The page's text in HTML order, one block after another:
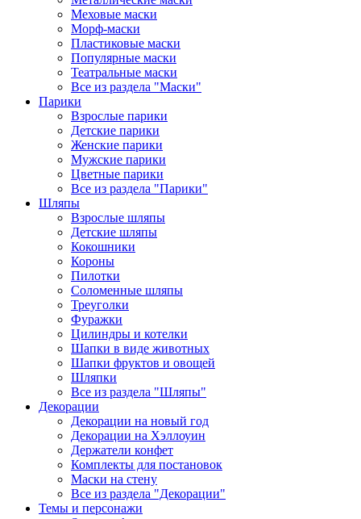
Меховые маски
Морф-маски
Пластиковые маски
Популярные маски
Театральные маски
Все из раздела "Маски"
Парики
Взрослые парики
Детские парики
Женские парики
Мужские парики
Цветные парики
Все из раздела "Парики"
Шляпы
Взрослые шляпы
Детские шляпы
Кокошники
Короны
Пилотки
Соломенные шляпы
Треуголки
Фуражки
Цилиндры и котелки
Шапки в виде животных
Шапки фруктов и овощей
Шляпки
Все из раздела "Шляпы"
Декорации
Декорации на новый год
Декорации на Хэллоуин
Держатели конфет
Комплекты для постановок
Маски на стену
Все из раздела "Декорации"
Темы и персонажи